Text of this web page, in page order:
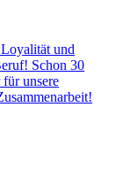
und
Schon 30
unsere